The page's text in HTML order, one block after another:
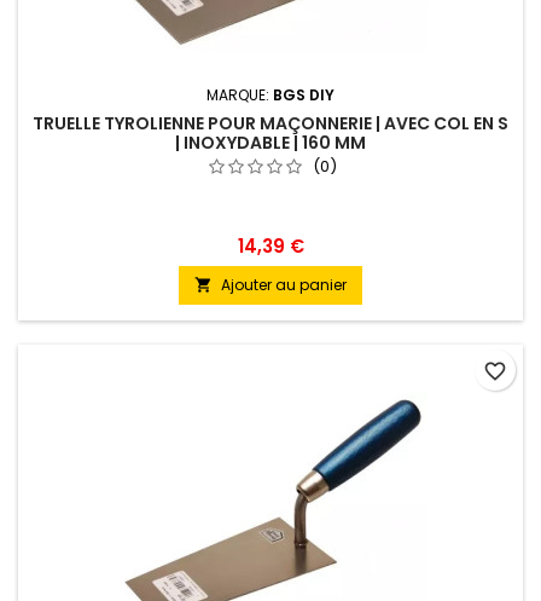
MARQUE: BGS DIY
TRUELLE TYROLIENNE POUR MAÇONNERIE | AVEC COL EN S
| INOXYDABLE | 160 MM
(0)
14,39 €
 Ajouter au panier
favorite_border